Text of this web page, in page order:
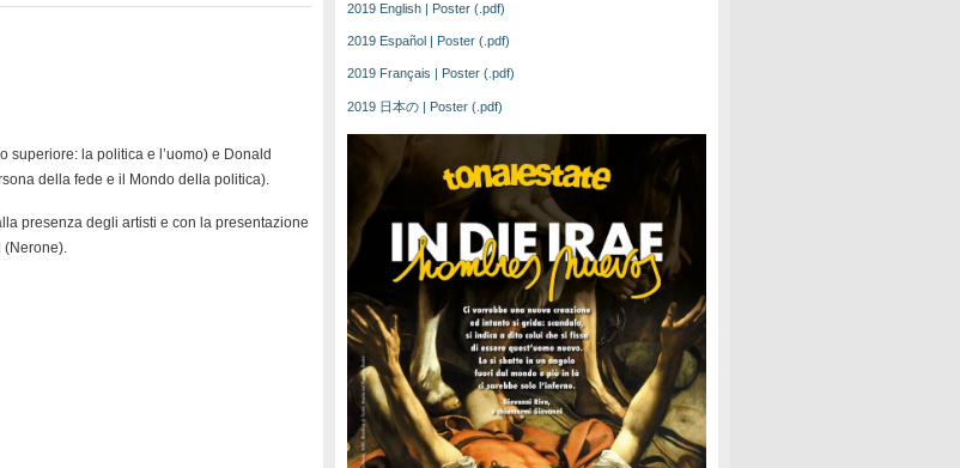
superiore: la politica e l’uomo) e Donald
della fede e il Mondo della politica).
presenza degli artisti e con la presentazione
(Nerone).
2019 English | Poster (.pdf)
2019 Español | Poster (.pdf)
2019 Français | Poster (.pdf)
2019 日本の | Poster (.pdf)